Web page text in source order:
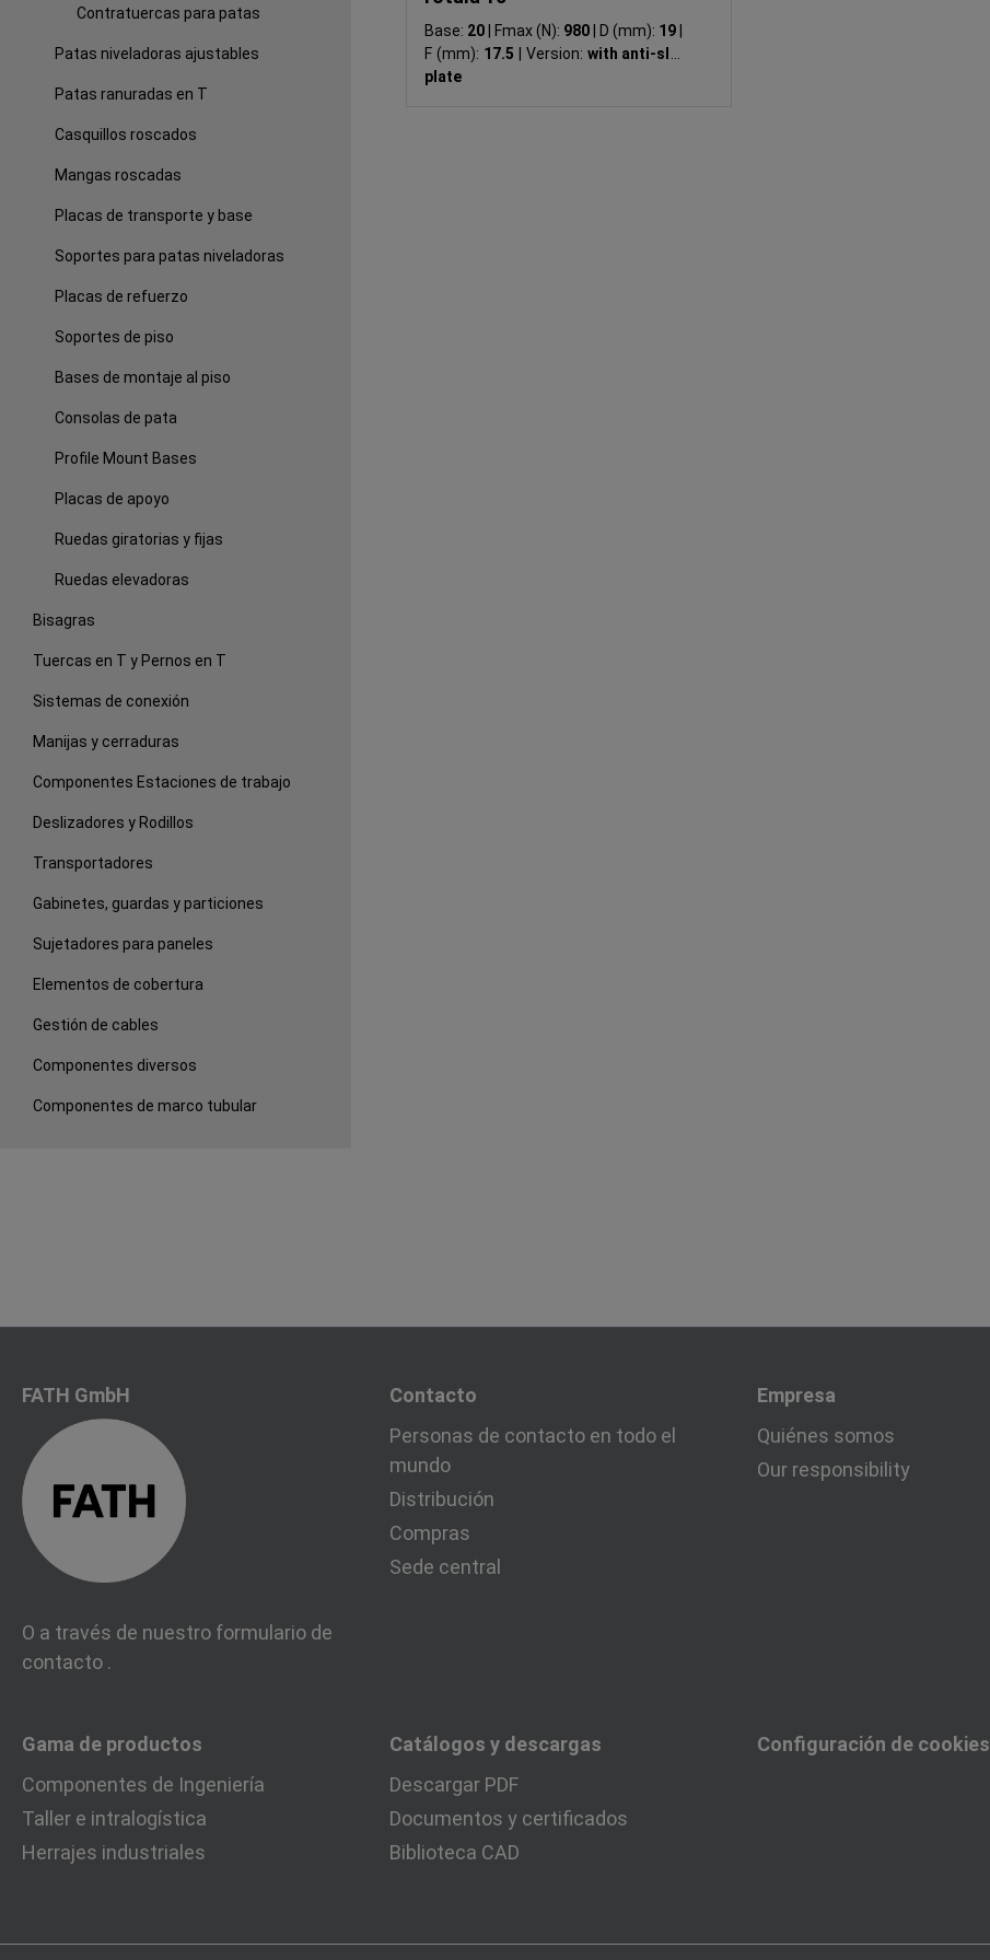
Contratuercas para patas
Patas niveladoras ajustables
Patas ranuradas en T
Casquillos roscados
Mangas roscadas
Placas de transporte y base
Soportes para patas niveladoras
Placas de refuerzo
Soportes de piso
Bases de montaje al piso
Consolas de pata
Profile Mount Bases
Placas de apoyo
Ruedas giratorias y fijas
Ruedas elevadoras
Bisagras
Tuercas en T y Pernos en T
Sistemas de conexión
Manijas y cerraduras
Componentes Estaciones de trabajo
Deslizadores y Rodillos
Transportadores
Gabinetes, guardas y particiones
Sujetadores para paneles
Elementos de cobertura
Gestión de cables
Componentes diversos
Componentes de marco tubular
Base: 20 Fmax (N): 980 D (mm): 19
F (mm): 17.5 Version: with anti-slip
plate
FATH GmbH
O a través de nuestro formulario de
contacto .
Contacto
Personas de contacto en todo el
mundo
Distribución
Compras
Sede central
Empresa
Quiénes somos
Our responsibility
Gama de productos
Componentes de Ingeniería
Taller e intralogística
Herrajes industriales
Catálogos y descargas
Descargar PDF
Documentos y certificados
Biblioteca CAD
Configuración de cookies